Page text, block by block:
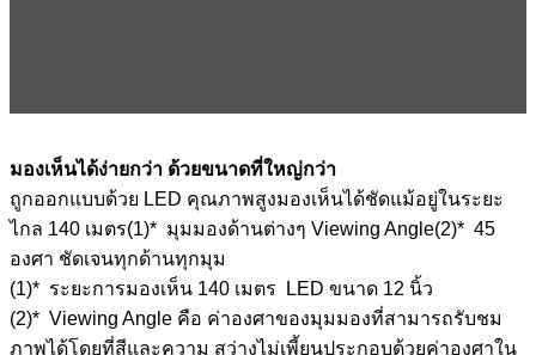
มองเห็นได้ง่ายกว่า ด้วยขนาดที่ใหญ่กว่า
ถูกออกแบบด้วย LED คุณภาพสูงมองเห็นได้ชัดแม้อยู่ในระยะ
ไกล 140 เมตร(1)* มุมมองด้านต่างๆ Viewing Angle(2)* 45
องศา ชัดเจนทุกด้านทุกมุม
(1)* ระยะการมองเห็น 140 เมตร LED ขนาด 12 นิ้ว
(2)* Viewing Angle คือ ค่าองศาของมุมมองที่สามารถรับชม
ภาพได้โดยที่สีและความ สว่างไม่เพี้ยนประกอบด้วยค่าองศาใน